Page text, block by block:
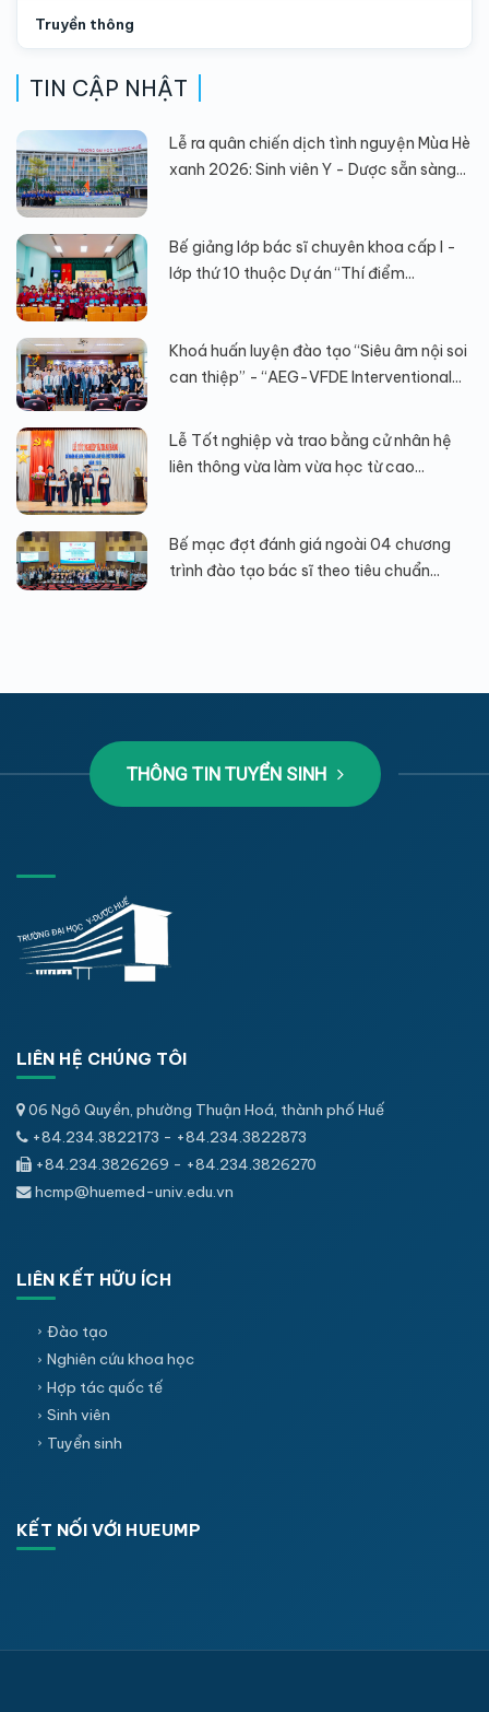
Truyền thông
TIN CẬP NHẬT
Lễ ra quân chiến dịch tình nguyện Mùa Hè
xanh 2026: Sinh viên Y - Dược sẵn sàng...
Bế giảng lớp bác sĩ chuyên khoa cấp I -
lớp thứ 10 thuộc Dự án “Thí điểm...
Khoá huấn luyện đào tạo “Siêu âm nội soi
can thiệp” - “AEG-VFDE Interventional...
Lễ Tốt nghiệp và trao bằng cử nhân hệ
liên thông vừa làm vừa học từ cao...
Bế mạc đợt đánh giá ngoài 04 chương
trình đào tạo bác sĩ theo tiêu chuẩn...
THÔNG TIN TUYỂN SINH
LIÊN HỆ CHÚNG TÔI
06 Ngô Quyền, phường Thuận Hoá, thành phố Huế
+84.234.3822173 - +84.234.3822873
+84.234.3826269 - +84.234.3826270
hcmp@huemed-univ.edu.vn
LIÊN KẾT HỮU ÍCH
Đào tạo
Nghiên cứu khoa học
Hợp tác quốc tế
Sinh viên
Tuyển sinh
KẾT NỐI VỚI HUEUMP